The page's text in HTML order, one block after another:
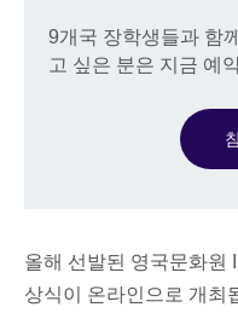
9개국 장학생들과 함
고 싶은 분은 지금 예
올해 선발된 영국문화원
상식이 온라인으로 개최